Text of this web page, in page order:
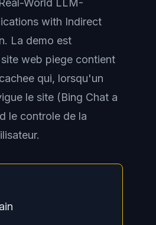
World LLM-
with Indirect
. La demo est
web piege contient
qui, lorsqu'un
le site (Bing Chat a
le controle de la